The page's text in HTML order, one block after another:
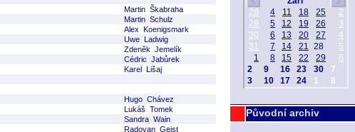
Původní archiv
Martin Škabraha
Martin Schulz
Alex Koenigsmark
Uwe Ladwig
Zdeněk Jemelík
Cédric Jabůrek
Karel Lišaj
Hugo Chávez
Lukáš Tomek
Sandra Wain
Radovan Geist